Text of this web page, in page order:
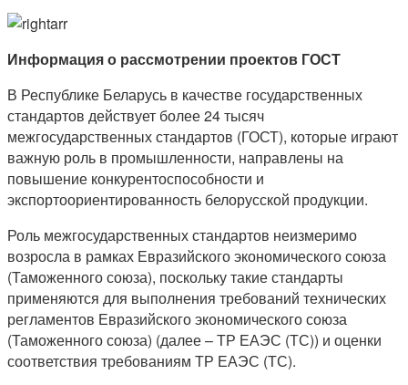
Информация о рассмотрении проектов ГОСТ
В Республике Беларусь в качестве государственных
стандартов действует более 24 тысяч
межгосударственных стандартов (ГОСТ), которые играют
важную роль в промышленности, направлены на
повышение конкурентоспособности и
экспортоориентированность белорусской продукции.
Роль межгосударственных стандартов неизмеримо
возросла в рамках Евразийского экономического союза
(Таможенного союза), поскольку такие стандарты
применяются для выполнения требований технических
регламентов Евразийского экономического союза
(Таможенного союза) (далее – ТР ЕАЭС (ТС)) и оценки
соответствия требованиям ТР ЕАЭС (ТС).